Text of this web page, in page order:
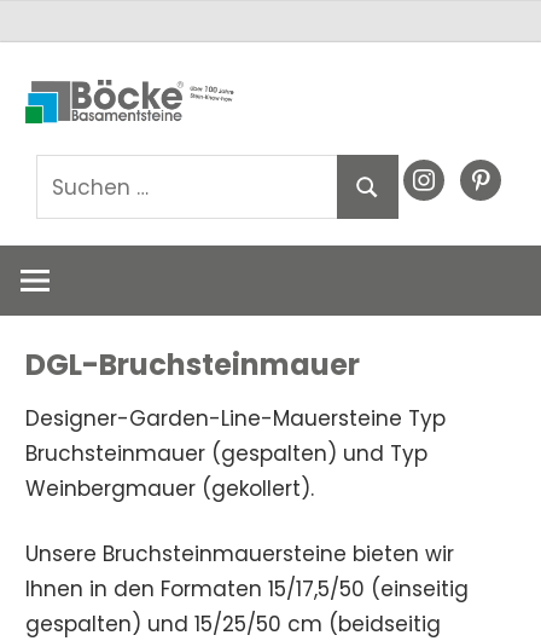
Inhalt
springen
Böcke
GmbH
Basamentsteine
Böcke
GmbH
Suchen
instagram
DGL-Bruchsteinmauer
Designer-Garden-Line-Mauersteine Typ
Bruchsteinmauer (gespalten) und Typ
Weinbergmauer (gekollert).
Unsere Bruchsteinmauersteine bieten wir
Ihnen in den Formaten 15/17,5/50 (einseitig
gespalten) und 15/25/50 cm (beidseitig